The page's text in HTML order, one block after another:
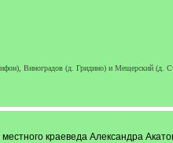
Виноградов (д. Гридино) и Мещерский (д.
краеведа Александра